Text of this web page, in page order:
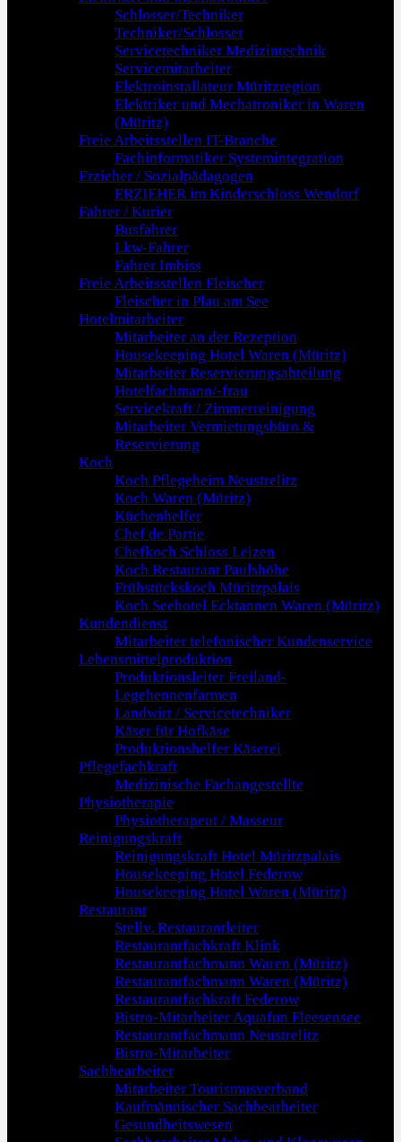
Schlosser/Techniker
Techniker/Schlosser
Servicetechniker Medizintechnik
Servicemitarbeiter
Elektroinstallateur Müritzregion
Elektriker und Mechatroniker in Waren
(Müritz)
Freie Arbeitsstellen IT-Branche
Fachinformatiker Systemintegration
Erzieher / Sozialpädagogen
ERZIEHER im Kinderschloss Wendorf
Fahrer / Kurier
Busfahrer
Lkw-Fahrer
Fahrer Imbiss
Freie Arbeitsstellen Fleischer
Fleischer in Plau am See
Hotelmitarbeiter
Mitarbeiter an der Rezeption
Housekeeping Hotel Waren (Müritz)
Mitarbeiter Reservierungsabteilung
Hotelfachmann/-frau
Servicekraft / Zimmerreinigung
Mitarbeiter Vermietungsbüro &
Reservierung
Koch
Koch Pflegeheim Neustrelitz
Koch Waren (Müritz)
Küchenhelfer
Chef de Partie
Chefkoch Schloss Leizen
Koch Restaurant Paulshöhe
Frühstückskoch Müritzpalais
Koch Seehotel Ecktannen Waren (Müritz)
Kundendienst
Mitarbeiter telefonischer Kundenservice
Lebensmittelproduktion
Produktionsleiter Freiland-
Legehennenfarmen
Landwirt / Servicetechniker
Käser für Hofkäse
Produktionshelfer Käserei
Pflegefachkraft
Medizinische Fachangestellte
Physiotherapie
Physiotherapeut / Masseur
Reinigungskraft
Reinigungskraft Hotel Müritzpalais
Housekeeping Hotel Federow
Housekeeping Hotel Waren (Müritz)
Restaurant
Stellv. Restaurantleiter
Restaurantfachkraft Klink
Restaurantfachmann Waren (Müritz)
Restaurantfachmann Waren (Müritz)
Restaurantfachkraft Federow
Bistro-Mitarbeiter Aquafun Fleesensee
Restaurantfachmann Neustrelitz
Bistro-Mitarbeiter
Sachbearbeiter
Mitarbeiter Tourismusverband
Kaufmännischer Sachbearbeiter
Gesundheitswesen